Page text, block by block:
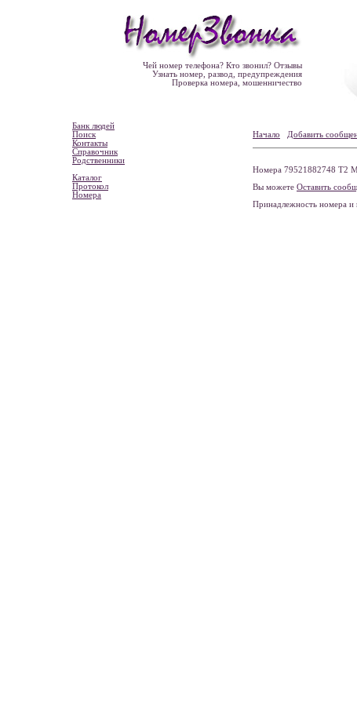
Чей номер телефона? Кто звонил? Отзывы
Узнать номер, развод, предупреждения
Проверка номера, мошенничество
Банк людей
Поиск
Контакты
Справочник
Родственники
Каталог
Протокол
Номера
Начало
Добавить
Номера 79521882748 Т2
Вы можете Оставить
Принадлежность номера